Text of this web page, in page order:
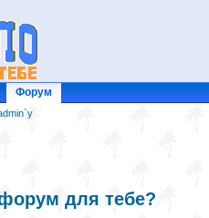
Форум
для тебе?